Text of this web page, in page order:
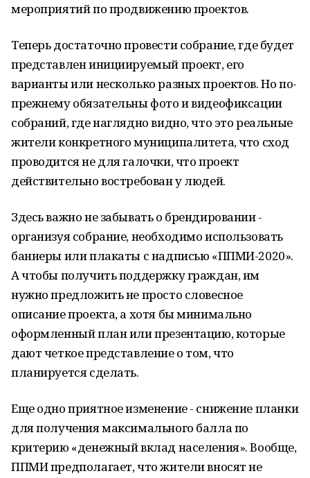
мероприятий по продвижению проектов.
Теперь достаточно провести собрание, где будет
представлен инициируемый проект, его
варианты или несколько разных проектов. Но по-
прежнему обязательны фото и видеофиксации
собраний, где наглядно видно, что это реальные
жители конкретного муниципалитета, что сход
проводится не для галочки, что проект
действительно востребован у людей.
Здесь важно не забывать о брендировании -
организуя собрание, необходимо использовать
баннеры или плакаты с надписью «ППМИ-2020».
А чтобы получить поддержку граждан, им
нужно предложить не просто словесное
описание проекта, а хотя бы минимально
оформленный план или презентацию, которые
дают четкое представление о том, что
планируется сделать.
Еще одно приятное изменение - снижение планки
для получения максимального балла по
критерию «денежный вклад населения». Вообще,
ППМИ предполагает, что жители вносят не